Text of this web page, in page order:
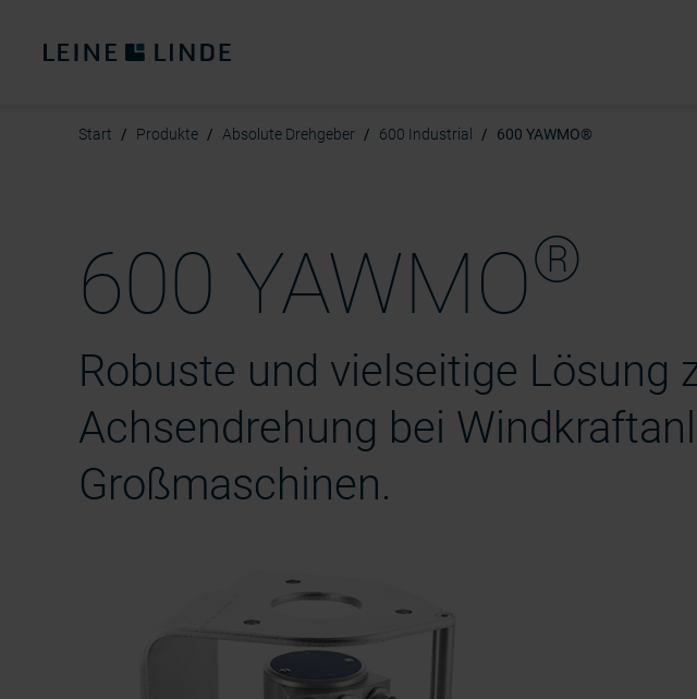
Start Produkte Absolute Drehgeber 600 Industrial 600 YAWMO®
600 YAWMO®
Robuste und vielseitige Lösung
Achsendrehung bei
Großmaschinen.